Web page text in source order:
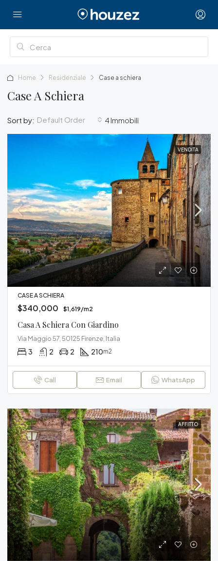
Home Residenziale Case a schiera
Case A Schiera
4 Immobili
Sort by: Default Order
VENDITA
CASE A SCHIERA
$340,000 $1,619/m2
Casa A Schiera Con Giardino
Via Maggio 57, 50125 Firenze, Italia
3 2 2 210m2
Call Email WhatsApp
AFFITTO